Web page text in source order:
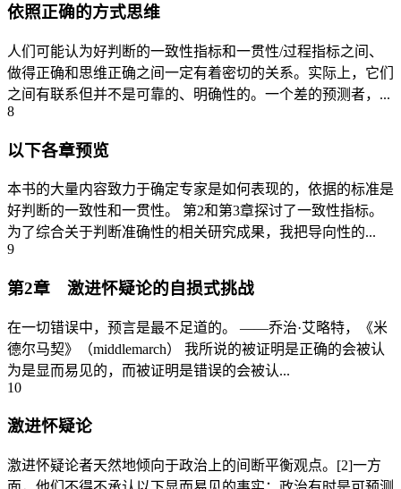
依照正确的方式思维
人们可能认为好判断的一致性指标和一贯性/过程指标之间、
做得正确和思维正确之间一定有着密切的关系。实际上，它们
之间有联系但并不是可靠的、明确性的。一个差的预测者，...
8
以下各章预览
本书的大量内容致力于确定专家是如何表现的，依据的标准是
好判断的一致性和一贯性。 第2和第3章探讨了一致性指标。
为了综合关于判断准确性的相关研究成果，我把导向性的...
9
第2章 激进怀疑论的自损式挑战
在一切错误中，预言是最不足道的。 ——乔治·艾略特，《米
德尔马契》（middlemarch） 我所说的被证明是正确的会被认
为是显而易见的，而被证明是错误的会被认...
10
激进怀疑论
激进怀疑论者天然地倾向于政治上的间断平衡观点。[2]一方